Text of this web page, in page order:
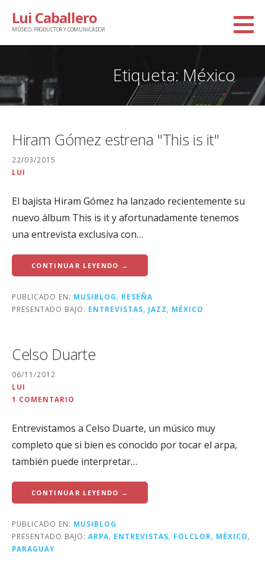
Lui Caballero
MÚSICO, PRODUCTOR Y COMUNICADOR
Etiqueta: México
Hiram Gómez estrena "This is it"
22/03/2015
LUI
El bajista Hiram Gómez ha lanzado recientemente su
nuevo álbum This is it y afortunadamente tenemos
una entrevista exclusiva con…
CONTINUAR LEYENDO →
PUBLICADO EN: MUSIBLOG
RESEÑA
PRESENTADO BAJO: ENTREVISTAS JAZZ MÉXICO
Celso Duarte
06/11/2012
LUI
1 COMENTARIO
Entrevistamos a Celso Duarte, un músico muy
completo que si bien es conocido por tocar el arpa,
también puede interpretar…
CONTINUAR LEYENDO →
PUBLICADO EN: MUSIBLOG
PRESENTADO BAJO: ARPA, ENTREVISTAS, FOLCLOR, MÉXICO,
PARAGUAY